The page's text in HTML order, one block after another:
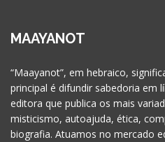
MAAYANOT
“Maayanot”, em hebraico,
principal é difundir sabedoria em
editora que publica os mais
misticismo, autoajuda, ética,
biografia. Atuamos no mercado